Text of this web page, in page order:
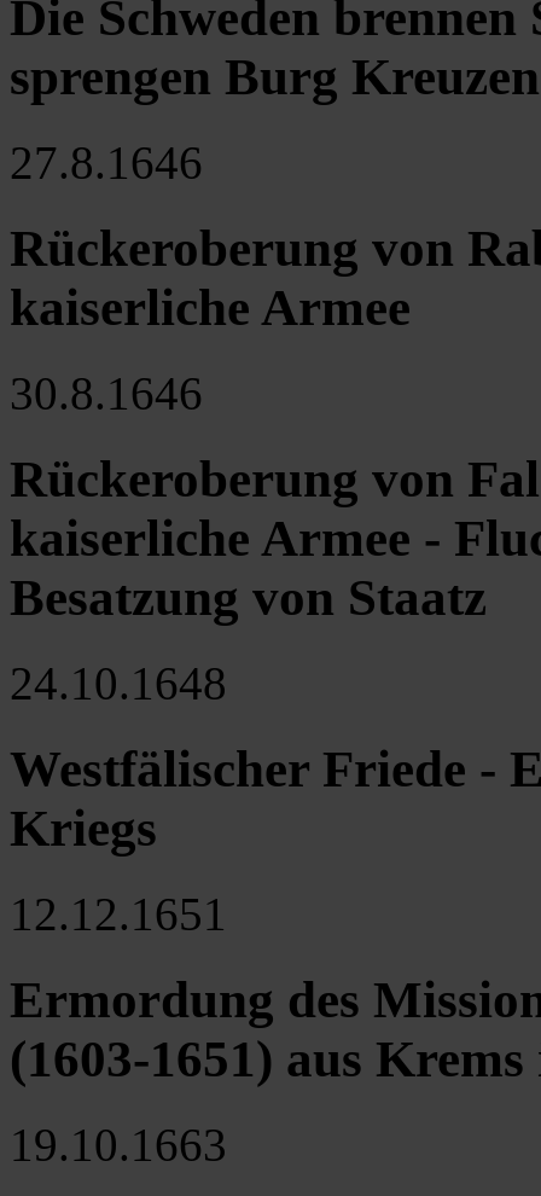
Die Schweden
sprengen Burg
27.8.1646
Rückeroberung von
kaiserliche Armee
30.8.1646
Rückeroberung von
kaiserliche Armee -
Besatzung von Staatz
24.10.1648
Westfälischer Friede -
Kriegs
12.12.1651
Ermordung des
(1603-1651) aus
19.10.1663